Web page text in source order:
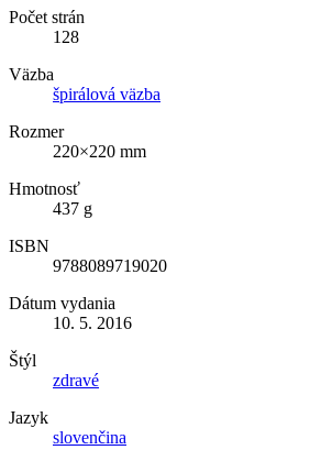
Počet strán
128
Väzba
špirálová väzba
Rozmer
220×220 mm
Hmotnosť
437 g
ISBN
9788089719020
Dátum vydania
10. 5. 2016
Štýl
zdravé
Jazyk
slovenčina